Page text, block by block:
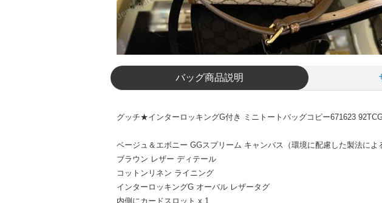
バッグ商品説明
グッチ★インターロッキングG付き ミニトートバッグコピー671623
ベージュ＆エボニー GGスプリーム キャンバス（環境に配慮した製法によ
ブラウン レザー ディテール
コットンリネン ライニング
インターロッキングG オーバル レザータグ
内側にカードスロット x 1